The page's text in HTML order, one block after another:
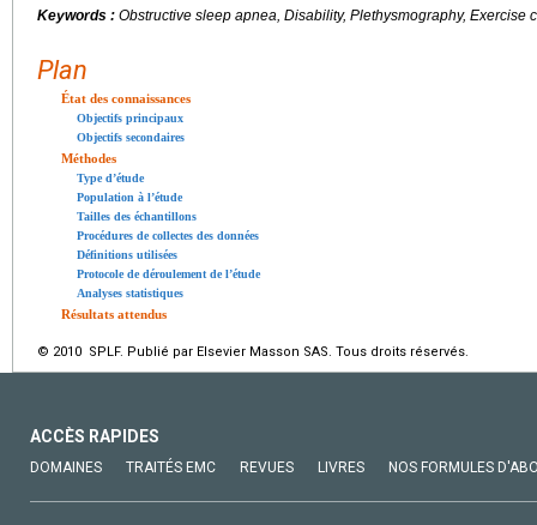
Keywords : Obstructive sleep apnea, Disability, Plethysmography, Exercise
Plan
État des connaissances
Objectifs principaux
Objectifs secondaires
Méthodes
Type d’étude
Population à l’étude
Tailles des échantillons
Procédures de collectes des données
Définitions utilisées
Protocole de déroulement de l’étude
Analyses statistiques
Résultats attendus
© 2010 SPLF. Publié par Elsevier Masson SAS. Tous droits réservés.
ACCÈS RAPIDES
DOMAINES TRAITÉS EMC REVUES LIVRES NOS FORMULES